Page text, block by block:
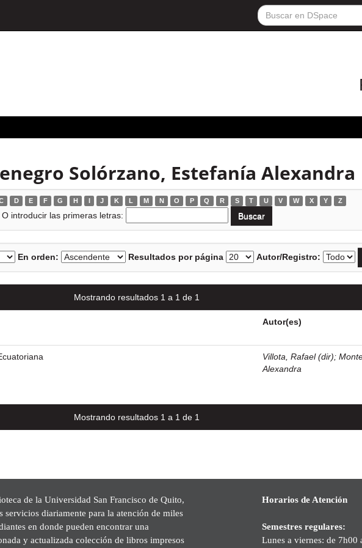
Solórzano, Estefanía Alexandra
D E F G H I J K L M N O P Q R S T U V W X Y Z
O introducir las primeras letras:
En orden: Resultados por página Autor/Registro:
Mostrando resultados 1 a 1 de 1
Autor(es)
Villota, Rafael (dir);
Alexandra
Mostrando resultados 1 a 1 de 1
de la Universidad San Francisco de Quito,
servicios diariamente para la atención de miles
en donde pueden encontrar una
y actualizada colección de libros impresos
Horarios de Atención
Semestres regulares:
Lunes a viernes: de 7h00